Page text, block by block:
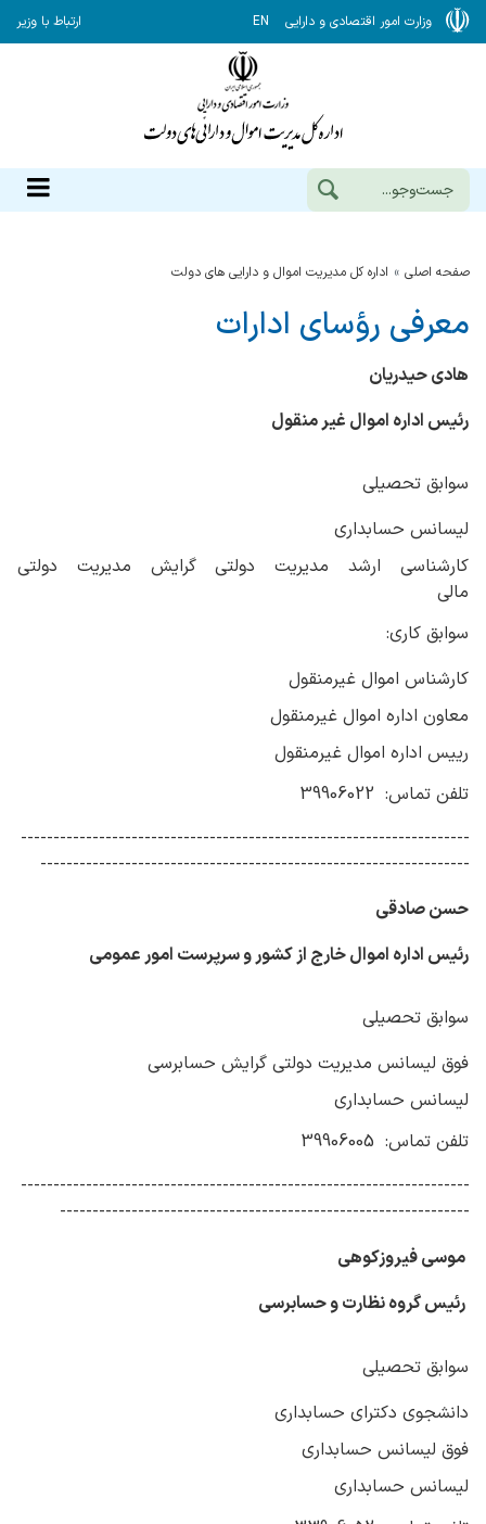
وزارت امور اقتصادی و دارایی EN ارتباط با وزیر
صفحه اصلی اداره کل مدیریت اموال و دارایی های دولت
معرفی رؤسای ادارات
هادی حیدریان
رئیس اداره اموال غیر منقول
سوابق تحصیلی
لیسانس حسابداری
کارشناسی ارشد مدیریت دولتی گرایش مدیریت دولتی
مالی
سوابق کاری:
کارشناس اموال غیرمنقول
معاون اداره اموال غیرمنقول
رییس اداره اموال غیرمنقول
تلفن تماس: 39906022
---------------------------------------------------------------------
------------------------------------------------------------------
حسن صادقی
رئیس اداره اموال خارج از کشور و سرپرست امور عمومی
سوابق تحصیلی
فوق لیسانس مدیریت دولتی گرایش حسابرسی
لیسانس حسابداری
تلفن تماس: 39906005
---------------------------------------------------------------------
---------------------------------------------------------------
موسی فیروزکوهی
رئیس گروه نظارت و حسابرسی
سوابق تحصیلی
دانشجوی دکترای حسابداری
فوق لیسانس حسابداری
لیسانس حسابداری